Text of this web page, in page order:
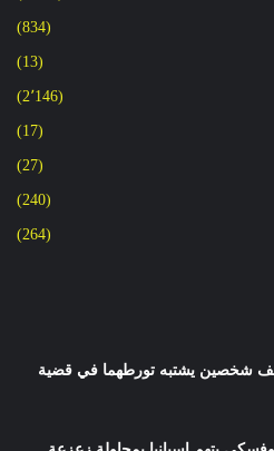
(834)
(13)
(2٬146)
(17)
(27)
(240)
(264)
شخصين يشتبه تورطهما في قضية